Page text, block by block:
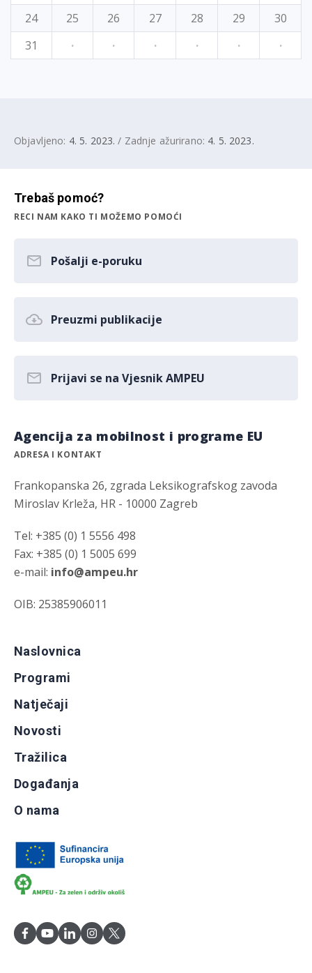
24
25 26 27 28 29
30
31
· · · · · ·
Objavljeno: 4. 5. 2023. / Zadnje ažurirano: 4. 5. 2023.
Trebaš pomoć?
RECI NAM KAKO TI MOŽEMO POMOĆI
Pošalji e-poruku
Preuzmi publikacije
Prijavi se na Vjesnik AMPEU
Agencija za mobilnost i programe EU
ADRESA I KONTAKT
Frankopanska 26, zgrada Leksikografskog zavoda
Miroslav Krleža, HR - 10000 Zagreb
Tel: +385 (0) 1 5556 498
Fax: +385 (0) 1 5005 699
e-mail: info@ampeu.hr
OIB: 25385906011
Naslovnica
Programi
Natječaji
Novosti
Tražilica
Događanja
O nama